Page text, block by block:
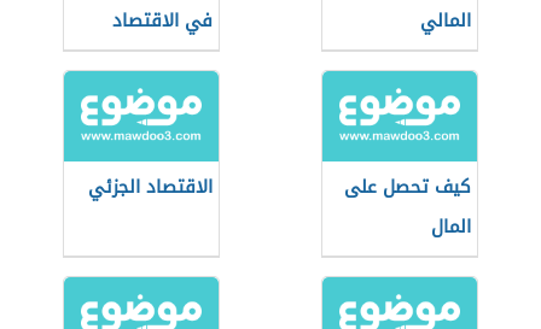
المالي
في الاقتصاد
كيف تحصل على
المال
الاقتصاد الجزئي